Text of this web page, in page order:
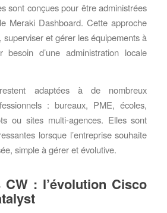
sont conçues pour être administrées
Meraki Dashboard. Cette approche
superviser et gérer les équipements à
besoin d’une administration locale
adaptées à de nombreux
: bureaux, PME, écoles,
ou sites multi-agences. Elles sont
lorsque l’entreprise souhaite
simple à gérer et évolutive.
: l’évolution Cisco